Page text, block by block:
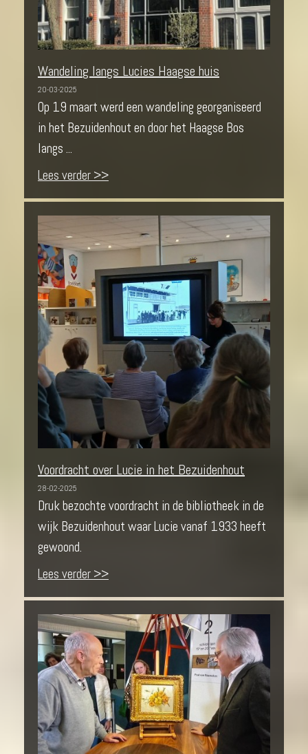
Wandeling langs Lucies Haagse huis
20-03-2025
Op 19 maart werd een wandeling georganiseerd
in het Bezuidenhout en door het Haagse Bos
langs ...
Lees verder >>
Voordracht over Lucie in het Bezuidenhout
28-02-2025
Druk bezochte voordracht in de bibliotheek in de
wijk Bezuidenhout waar Lucie vanaf 1933 heeft
gewoond.
Lees verder >>